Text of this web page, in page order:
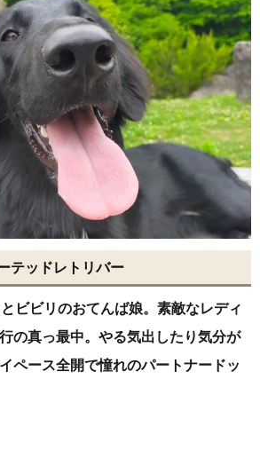
テッドレトリバー
ビビリのおてんば娘。素敵なレディ
の真っ最中。やる気出したり気分が
ペース全開で憧れのパートナードッ